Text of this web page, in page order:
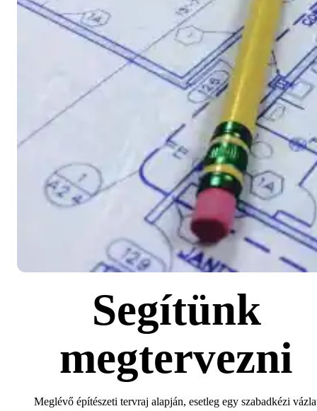
Segítünk
megtervezni
Meglévő építészeti tervraj alapján, esetleg egy szabadkézi